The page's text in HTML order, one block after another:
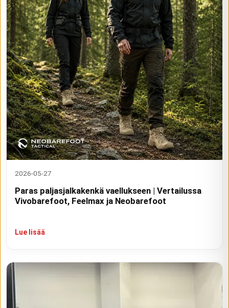
2026-05-27
Paras paljasjalkakenkä vaellukseen | Vertailussa
Vivobarefoot, Feelmax ja Neobarefoot
Lue lisää